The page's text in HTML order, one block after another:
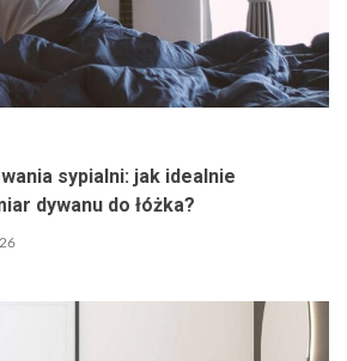
sypialni: jak idealnie
dywanu do łóżka?